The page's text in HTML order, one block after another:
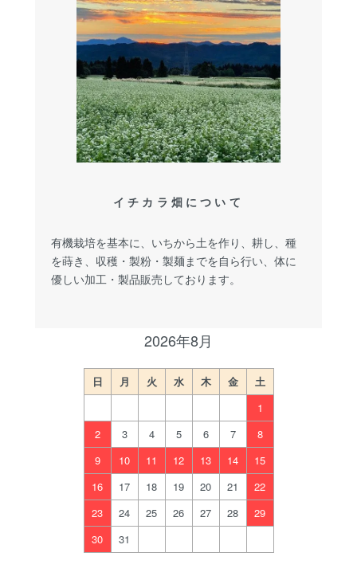
イチカラ畑について
有機栽培を基本に、いちから土を作り、耕し、種
を蒔き、収穫・製粉・製麺までを自ら行い、体に
優しい加工・製品販売しております。
2026年8月
日 月 火 水 木 金
土
1
2
3 4 5 6 7
8
9
10 11 12 13 14
15
16
17 18 19 20 21
22
23
24 25 26 27 28
29
30
31